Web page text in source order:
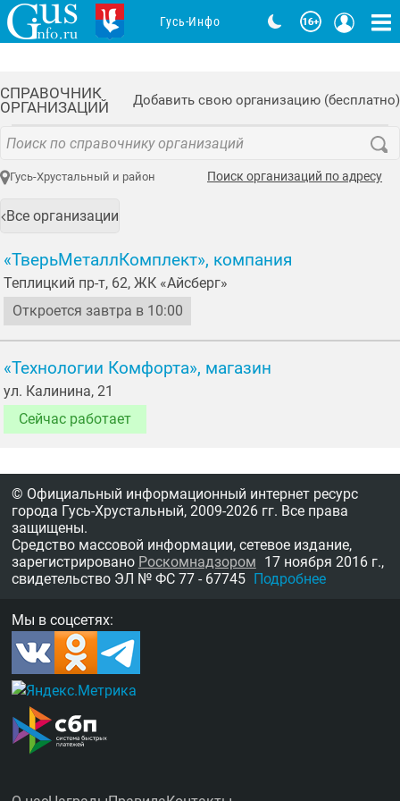
СПРАВОЧНИК
ОРГАНИЗАЦИЙ
Добавить свою организацию (бесплатно)
Гусь-Хрустальный и район Поиск организаций по адресу
Все организации
«ТверьМеталлКомплект», компания
Теплицкий пр-т, 62, ЖК «Айсберг»
Откроется завтра в 10:00
«Технологии Комфорта», магазин
ул. Калинина, 21
Сейчас работает
Гусь-Инфо
© Официальный информационный интернет ресурс
города Гусь-Хрустальный, 2009-2026 гг. Все права
защищены.
Средство массовой информации, сетевое издание,
зарегистрировано Роскомнадзором 17 ноября 2016 г.,
свидетельство ЭЛ № ФС 77 - 67745 Подробнее
Мы в соцсетях: